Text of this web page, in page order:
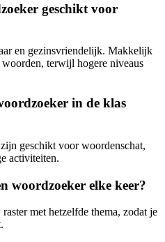
geschikt voor
en gezinsvriendelijk. Makkelijk
terwijl hogere niveaus
in de klas
geschikt voor woordenschat,
activiteiten.
woordzoeker elke keer?
met hetzelfde thema, zodat je